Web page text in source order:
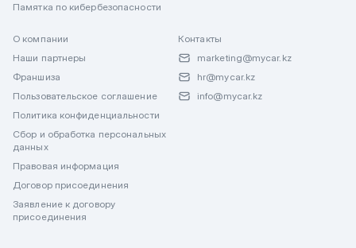
Памятка по кибербезопасности
О компании
Наши партнеры
Франшиза
Пользовательское соглашение
Политика конфиденциальности
Сбор и обработка персональных
данных
Правовая информация
Договор присоединения
Заявление к договору
присоединения
Контакты
marketing@mycar.kz
hr@mycar.kz
info@mycar.kz